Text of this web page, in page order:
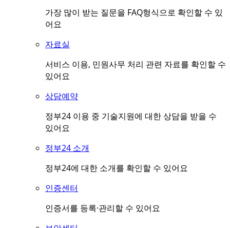
가장 많이 받는 질문을 FAQ형식으로 확인할 수 있
어요
자료실
서비스 이용, 민원사무 처리 관련 자료를 확인할 수
있어요
상담예약
정부24 이용 중 기술지원에 대한 상담을 받을 수
있어요
정부24 소개
정부24에 대한 소개를 확인할 수 있어요
인증센터
인증서를 등록·관리할 수 있어요